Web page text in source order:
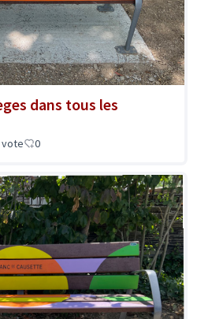
dans tous les
vote 0